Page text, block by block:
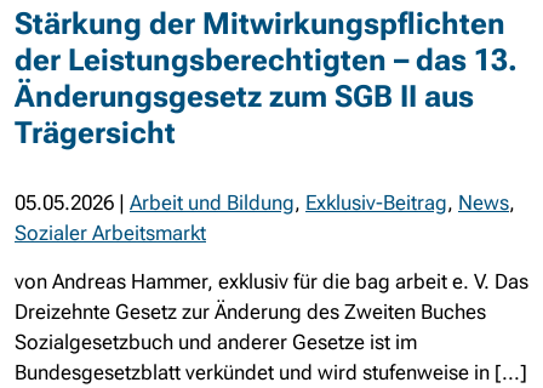
Stärkung der Mitwirkungspflichten
der Leistungsberechtigten – das 13.
Änderungsgesetz zum SGB II aus
Trägersicht
05.05.2026 | Arbeit und Bildung, Exklusiv-Beitrag, News,
Sozialer Arbeitsmarkt
von Andreas Hammer, exklusiv für die bag arbeit e. V. Das
Dreizehnte Gesetz zur Änderung des Zweiten Buches
Sozialgesetzbuch und anderer Gesetze ist im
Bundesgesetzblatt verkündet und wird stufenweise in [...]